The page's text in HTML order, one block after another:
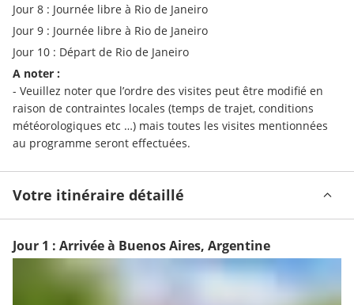
Jour 8 : Journée libre à Rio de Janeiro
Jour 9 : Journée libre à Rio de Janeiro
Jour 10 : Départ de Rio de Janeiro
A noter :
- Veuillez noter que l’ordre des visites peut être modifié en
raison de contraintes locales (temps de trajet, conditions
météorologiques etc …) mais toutes les visites mentionnées
au programme seront effectuées.
Votre itinéraire détaillé
Jour 1 : Arrivée à Buenos Aires, Argentine